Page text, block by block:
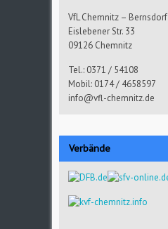
VfL Chemnitz – Bernsdorf
Eislebener Str. 33
09126 Chemnitz
Tel.: 0371 / 54108
Mobil: 0174 / 4658597
info@vfl-chemnitz.de
Verbände